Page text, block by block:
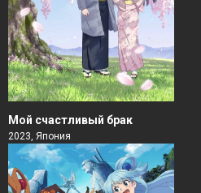
Мой счастливый брак
2023, Япония